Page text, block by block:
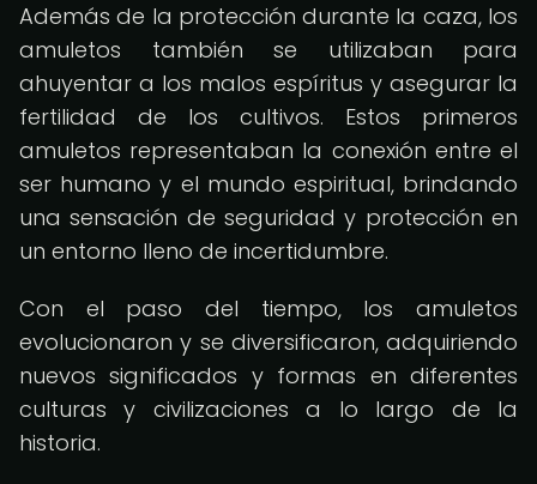
Además de la protección durante la caza, los
amuletos también se utilizaban para
ahuyentar a los malos espíritus y asegurar la
fertilidad de los cultivos. Estos primeros
amuletos representaban la conexión entre el
ser humano y el mundo espiritual, brindando
una sensación de seguridad y protección en
un entorno lleno de incertidumbre.
Con el paso del tiempo, los amuletos
evolucionaron y se diversificaron, adquiriendo
nuevos significados y formas en diferentes
culturas y civilizaciones a lo largo de la
historia.